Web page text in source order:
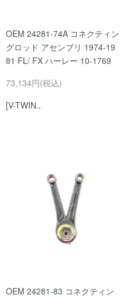
OEM 24281-74A コネクティン
グロッド アセンブリ 1974-19
81 FL/ FX ハーレー 10-1769
73,134円(税込)
[V-TWIN..
OEM 24281-83 コネクティン